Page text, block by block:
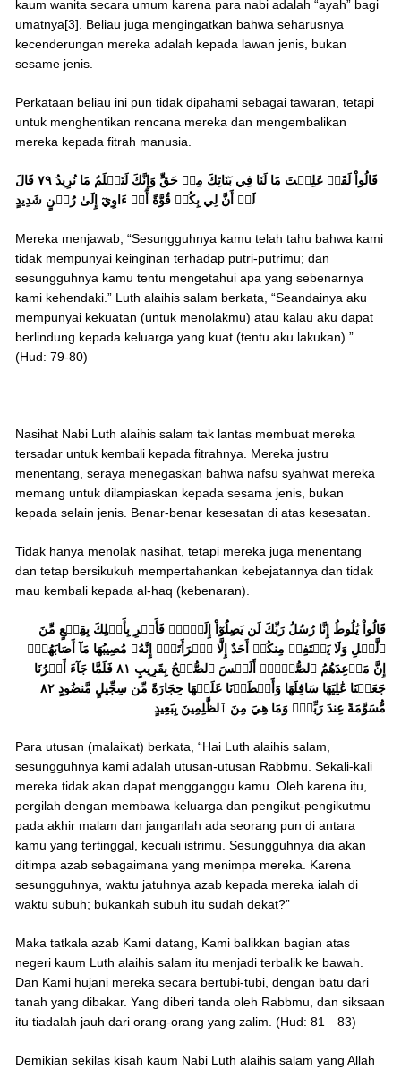
kaum wanita secara umum karena para nabi adalah “ayah” bagi
umatnya[3]. Beliau juga mengingatkan bahwa seharusnya
kecenderungan mereka adalah kepada lawan jenis, bukan
sesame jenis.
Perkataan beliau ini pun tidak dipahami sebagai tawaran, tetapi
untuk menghentikan rencana mereka dan mengembalikan
mereka kepada fitrah manusia.
قَالُواْ لَقَدۡ عَلِمۡتَ مَا لَنَا فِي بَنَاتِكَ مِنۡ حَقٍّ وَإِنَّكَ لَتَعۡلَمُ مَا نُرِيدُ ٧٩ قَالَ
لَوۡ أَنَّ لِي بِكُمۡ قُوَّةً أَوۡ ءَاوِيٓ إِلَىٰ رُكۡنٍ شَدِيدٍ
Mereka menjawab, “Sesungguhnya kamu telah tahu bahwa kami
tidak mempunyai keinginan terhadap putri-putrimu; dan
sesungguhnya kamu tentu mengetahui apa yang sebenarnya
kami kehendaki.” Luth alaihis salam berkata, “Seandainya aku
mempunyai kekuatan (untuk menolakmu) atau kalau aku dapat
berlindung kepada keluarga yang kuat (tentu aku lakukan).”
(Hud: 79-80)
Nasihat Nabi Luth alaihis salam tak lantas membuat mereka
tersadar untuk kembali kepada fitrahnya. Mereka justru
menentang, seraya menegaskan bahwa nafsu syahwat mereka
memang untuk dilampiaskan kepada sesama jenis, bukan
kepada selain jenis. Benar-benar kesesatan di atas kesesatan.
Tidak hanya menolak nasihat, tetapi mereka juga menentang
dan tetap bersikukuh mempertahankan kebejatannya dan tidak
mau kembali kepada al-haq (kebenaran).
قَالُواْ يَٰلُوطُ إِنَّا رُسُلُ رَبِّكَ لَن يَصِلُوٓاْ إِلَيۡكَۖ فَأَسۡرِ بِأَهۡلِكَ بِقِطۡعٍ مِّنَ
ٱلَّيۡلِ وَلَا يَلۡتَفِتۡ مِنكُمۡ أَحَدٌ إِلَّا ٱمۡرَأَتَكَۖ إِنَّهُۥ مُصِيبُهَا مَآ أَصَابَهُمۡۚ
إِنَّ مَوۡعِدَهُمُ ٱلصُّبۡحُۚ أَلَيۡسَ ٱلصُّبۡحُ بِقَرِيبٍ ٨١ فَلَمَّا جَآءَ أَمۡرُنَا
جَعَلۡنَا عَٰلِيَهَا سَافِلَهَا وَأَمۡطَرۡنَا عَلَيۡهَا حِجَارَةً مِّن سِجِّيلٍ مَّنضُودٍ ٨٢
مُّسَوَّمَةً عِندَ رَبِّكَۖ وَمَا هِيَ مِنَ ٱلظَّٰلِمِينَ بِبَعِيدٍ
Para utusan (malaikat) berkata, “Hai Luth alaihis salam,
sesungguhnya kami adalah utusan-utusan Rabbmu. Sekali-kali
mereka tidak akan dapat mengganggu kamu. Oleh karena itu,
pergilah dengan membawa keluarga dan pengikut-pengikutmu
pada akhir malam dan janganlah ada seorang pun di antara
kamu yang tertinggal, kecuali istrimu. Sesungguhnya dia akan
ditimpa azab sebagaimana yang menimpa mereka. Karena
sesungguhnya, waktu jatuhnya azab kepada mereka ialah di
waktu subuh; bukankah subuh itu sudah dekat?”
Maka tatkala azab Kami datang, Kami balikkan bagian atas
negeri kaum Luth alaihis salam itu menjadi terbalik ke bawah.
Dan Kami hujani mereka secara bertubi-tubi, dengan batu dari
tanah yang dibakar. Yang diberi tanda oleh Rabbmu, dan siksaan
itu tiadalah jauh dari orang-orang yang zalim. (Hud: 81—83)
Demikian sekilas kisah kaum Nabi Luth alaihis salam yang Allah